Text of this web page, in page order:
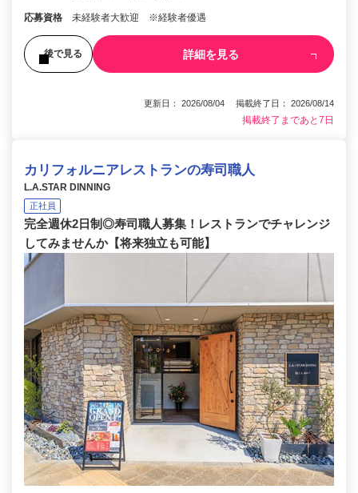
応募資格 未経験者大歓迎 ※経験者優遇
後で見る 詳細を見る
更新日： 2026/08/04 掲載終了日： 2026/08/14
掲載終了まであと7日
カリフォルニアレストランの寿司職人
L.A.STAR DINNING
正社員
完全週休2日制◎寿司職人募集！レストランでチャレンジ
してみませんか【将来独立も可能】